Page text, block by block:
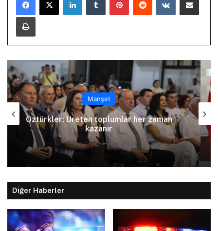
Yazdır
Manşet
Arıklı, YDP’nin Lefkoşa Türk Belediyesi
Başkan Adayını açıkladı
Diğer Haberler